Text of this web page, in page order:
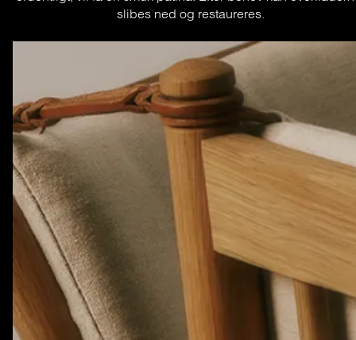
slibes ned og restaureres.